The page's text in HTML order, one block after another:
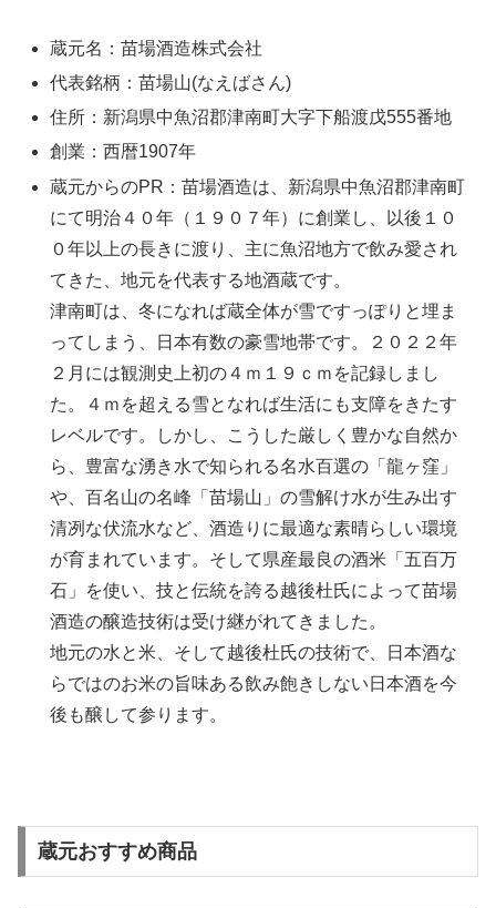
蔵元名：苗場酒造株式会社
代表銘柄：苗場山(なえばさん)
住所：新潟県中魚沼郡津南町大字下船渡戊555番地
創業：西暦1907年
蔵元からのPR：苗場酒造は、新潟県中魚沼郡津南町
にて明治４０年（１９０７年）に創業し、以後１０
０年以上の長きに渡り、主に魚沼地方で飲み愛され
てきた、地元を代表する地酒蔵です。
津南町は、冬になれば蔵全体が雪ですっぽりと埋ま
ってしまう、日本有数の豪雪地帯です。２０２２年
２月には観測史上初の４ｍ１９ｃｍを記録しまし
た。４ｍを超える雪となれば生活にも支障をきたす
レベルです。しかし、こうした厳しく豊かな自然か
ら、豊富な湧き水で知られる名水百選の「龍ヶ窪」
や、百名山の名峰「苗場山」の雪解け水が生み出す
清冽な伏流水など、酒造りに最適な素晴らしい環境
が育まれています。そして県産最良の酒米「五百万
石」を使い、技と伝統を誇る越後杜氏によって苗場
酒造の醸造技術は受け継がれてきました。
地元の水と米、そして越後杜氏の技術で、日本酒な
らではのお米の旨味ある飲み飽きしない日本酒を今
後も醸して参ります。
蔵元おすすめ商品